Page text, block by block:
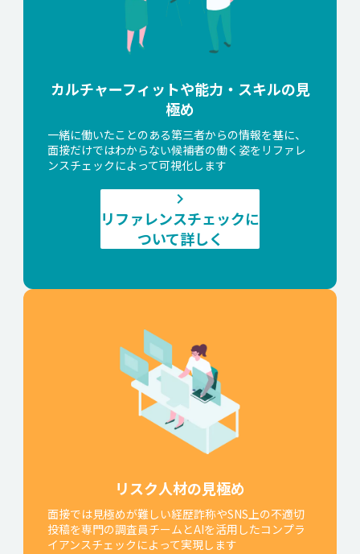
カルチャーフィットや能力・スキルの見
極め
一緒に働いたことのある第三者からの情報を基に、
面接だけではわからない候補者の働く姿をリファレ
ンスチェックによって可視化します
keyboard_arrow_right
リファレンスチェックに
ついて詳しく
リスク人材の見極め
面接では見極めが難しい経歴詐称やSNS上の不適切
投稿を専門の調査員チームとAIを活用したコンプラ
イアンスチェックによって実現します